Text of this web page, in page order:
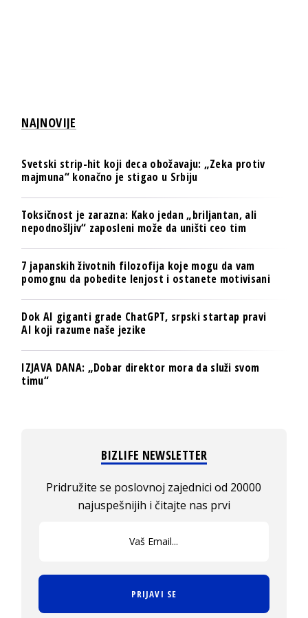
NAJNOVIJE
Svetski strip-hit koji deca obožavaju: „Zeka protiv
majmuna“ konačno je stigao u Srbiju
Toksičnost je zarazna: Kako jedan „briljantan, ali
nepodnošljiv“ zaposleni može da uništi ceo tim
7 japanskih životnih filozofija koje mogu da vam
pomognu da pobedite lenjost i ostanete motivisani
Dok AI giganti grade ChatGPT, srpski startap pravi
AI koji razume naše jezike
IZJAVA DANA: „Dobar direktor mora da služi svom
timu“
BIZLIFE NEWSLETTER
Pridružite se poslovnoj zajednici od 20000
najuspešnijih i čitajte nas prvi
PRIJAVI SE